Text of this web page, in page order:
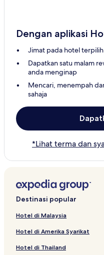
Dengan aplikasi
Jimat pada hotel terpilih
Dapatkan satu malam
anda menginap
Mencari, menempah
sahaja
*Lihat terma dan
Destinasi popular
Hotel di Malaysia
Hotel di Amerika Syarikat
Hotel di Thailand